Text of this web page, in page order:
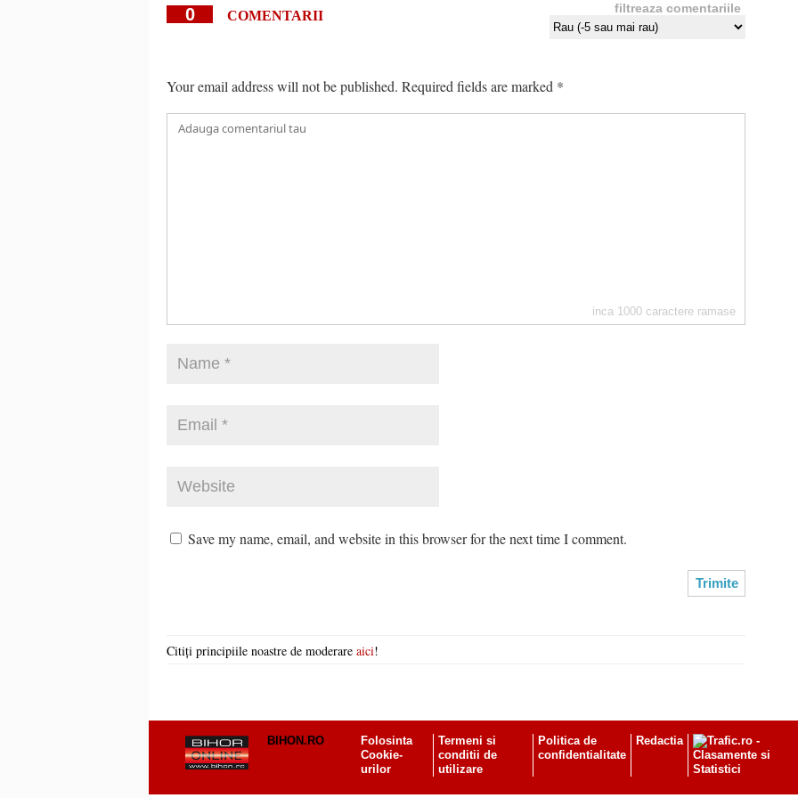
0 COMENTARII filtreaza comentariile
Your email address will not be published. Required fields are marked *
inca 1000 caractere ramase
Save my name, email, and website in this browser for the next time I comment.
Citiți principiile noastre de moderare aici!
BIHON.RO
Folosinta
Cookie-
urilor
Termeni si
conditii de
utilizare
Politica de
confidentialitate
Redactia